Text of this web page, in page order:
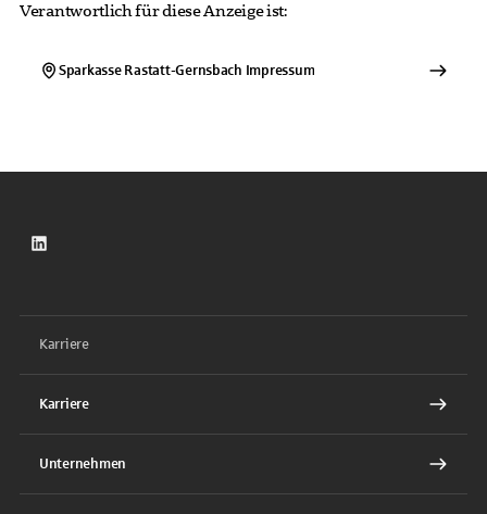
Verantwortlich für diese Anzeige ist:
Sparkasse Rastatt-Gernsbach Impressum
LinkedIn
Karriere
Karriere
Unternehmen